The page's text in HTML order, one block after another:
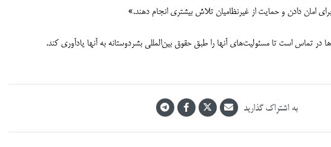
امان دادن و حمایت از غیرنظامیان تلاش بیشتری انجام دهند.»
تماس است تا مسئولیت‌های آنها را طبق حقوق بین‌المللی بشردوستانه به آنها یادآوری کند.
به اشتراک گذارید